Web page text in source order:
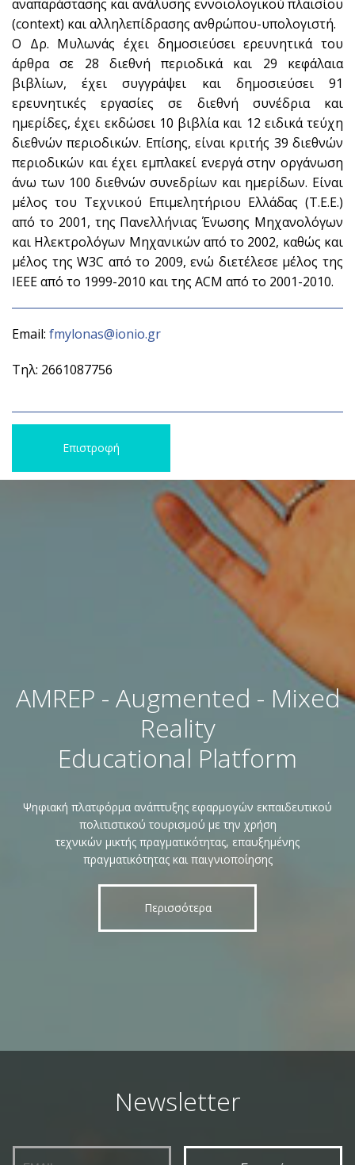
αναπαράστασης και ανάλυσης εννοιολογικού πλαισίου
(context) και αλληλεπίδρασης ανθρώπου-υπολογιστή.
Ο Δρ. Μυλωνάς έχει δημοσιεύσει ερευνητικά του
άρθρα σε 28 διεθνή περιοδικά και 29 κεφάλαια
βιβλίων, έχει συγγράψει και δημοσιεύσει 91
ερευνητικές εργασίες σε διεθνή συνέδρια και
ημερίδες, έχει εκδώσει 10 βιβλία και 12 ειδικά τεύχη
διεθνών περιοδικών. Επίσης, είναι κριτής 39 διεθνών
περιοδικών και έχει εμπλακεί ενεργά στην οργάνωση
άνω των 100 διεθνών συνεδρίων και ημερίδων. Είναι
μέλος του Τεχνικού Επιμελητήριου Ελλάδας (Τ.Ε.Ε.)
από το 2001, της Πανελλήνιας Ένωσης Μηχανολόγων
και Ηλεκτρολόγων Μηχανικών από το 2002, καθώς και
μέλος της W3C από το 2009, ενώ διετέλεσε μέλος της
IEEE από το 1999-2010 και της ACM από το 2001-2010.
Email: fmylonas@ionio.gr
Τηλ: 2661087756
Επιστροφή
AMREP - Augmented - Mixed
Reality
Educational Platform
Ψηφιακή πλατφόρμα ανάπτυξης εφαρμογών εκπαιδευτικού
πολιτιστικού τουρισμού με την χρήση
τεχνικών μικτής πραγματικότητας, επαυξημένης
πραγματικότητας και παιγνιοποίησης
Περισσότερα
Newsletter